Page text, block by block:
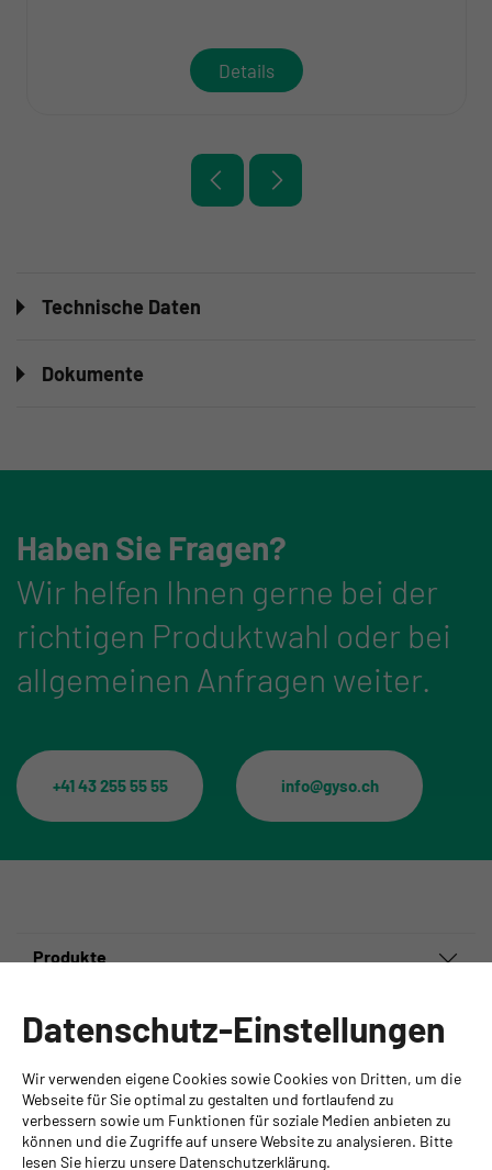
Details
Technische Daten
Dokumente
Haben Sie Fragen?
Wir helfen Ihnen gerne bei der
richtigen Produktwahl oder bei
allgemeinen Anfragen weiter.
+41 43 255 55 55 info@gyso.ch
Produkte
GYSO AG
Hauptsitz Kloten
Steinackerstrasse 34
Datenschutz-Einstellungen
Wir verwenden eigene Cookies sowie Cookies von Dritten, um die
Webseite für Sie optimal zu gestalten und fortlaufend zu
verbessern sowie um Funktionen für soziale Medien anbieten zu
können und die Zugriffe auf unsere Website zu analysieren. Bitte
lesen Sie hierzu unsere Datenschutzerklärung.